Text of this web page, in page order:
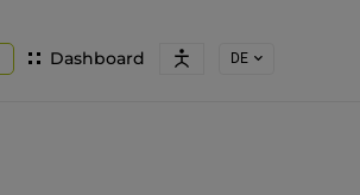
Dashboard DE